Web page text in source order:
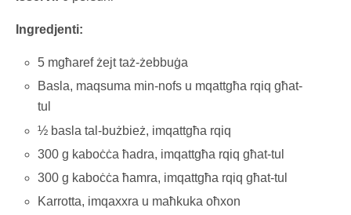
Ingredjenti:
5 mgħaref żejt taż-żebbuġa
Basla, maqsuma min-nofs u mqattgħa rqiq għat-
tul
½ basla tal-bużbież, imqattgħa rqiq
300 g kaboċċa ħadra, imqattgħa rqiq għat-tul
300 g kaboċċa ħamra, imqattgħa rqiq għat-tul
Karrotta, imqaxxra u maħkuka oħxon